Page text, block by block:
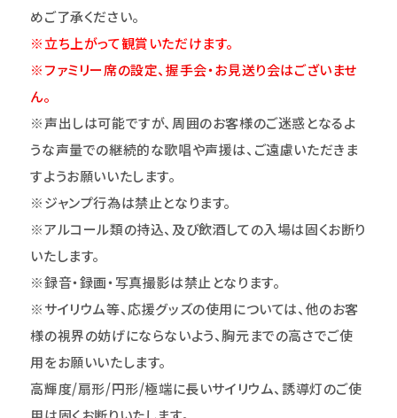
めご了承ください。
※立ち上がって観賞いただけます。
※ファミリー席の設定、握手会・お見送り会はございませ
ん。
※声出しは可能ですが、周囲のお客様のご迷惑となるよ
うな声量での継続的な歌唱や声援は、ご遠慮いただきま
すようお願いいたします。
※ジャンプ行為は禁止となります。
※アルコール類の持込、及び飲酒しての入場は固くお断り
いたします。
※録音・録画・写真撮影は禁止となります。
※サイリウム等、応援グッズの使用については、他のお客
様の視界の妨げにならないよう、胸元までの高さでご使
用をお願いいたします。
高輝度/扇形/円形/極端に長いサイリウム、誘導灯のご使